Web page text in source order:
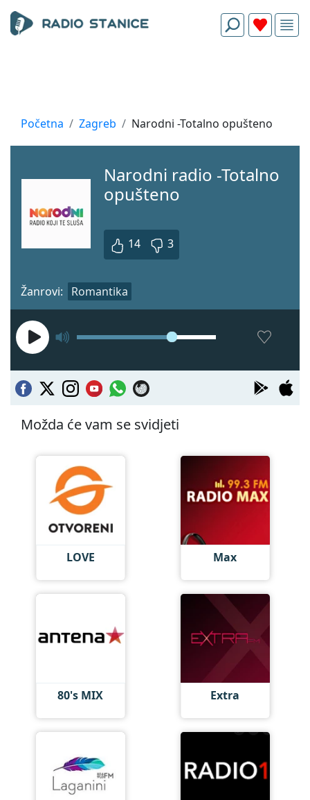
Početna Zagreb Narodni -Totalno opušteno
Narodni radio -Totalno
opušteno
14 3
Žanrovi: Romantika
Možda će vam se svidjeti
LOVE Max
80's MIX Extra